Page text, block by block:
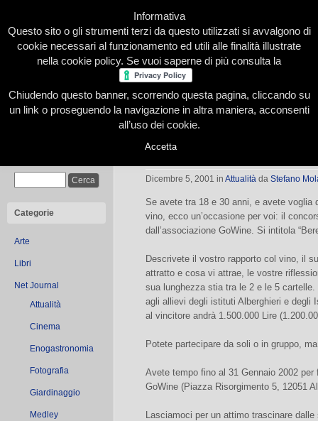
Home Presentazione Redazione Le nostre firme
Categorie
Arte
Libri
Net Journal
Attualità
Cinema
Enogastronomia
Fotografia
Giardinaggio
Medley
Bere il territorio
Dicembre 5, 2001 in Attualità da Stefano
Se avete tra 18 e 30 anni, e avete
vino, ecco un’occasione per voi: il
dall’associazione GoWine. Si intitola
Descrivete il vostro rapporto col vino, il
attratto e cosa vi attrae, le vostre
sua lunghezza stia tra le 2 e le 5
agli allievi degli istituti Alberghieri e degli
al vincitore andrà 1.500.000 Lire
Potete partecipare da soli o in gruppo,
Avete tempo fino al 31 Gennaio 2002
GoWine (Piazza Risorgimento 5, 12051
Lasciamoci per un attimo trascinare
Informativa
Questo sito o gli strumenti terzi da questo utilizzati si avvalgono di
cookie necessari al funzionamento ed utili alle finalità illustrate
nella cookie policy. Se vuoi saperne di più consulta la
Chiudendo questo banner, scorrendo questa pagina, cliccando su
un link o proseguendo la navigazione in altra maniera, acconsenti
all’uso dei cookie.
Accetta